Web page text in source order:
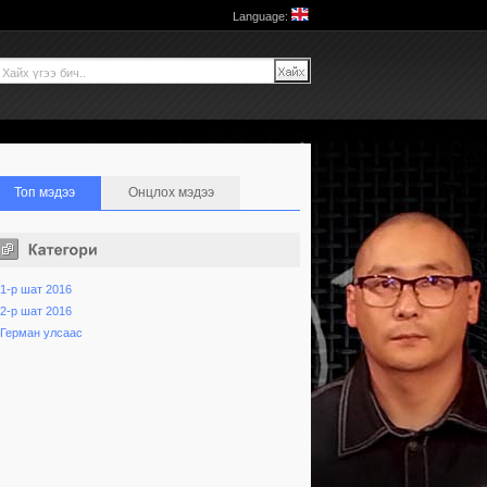
Language:
Топ мэдээ Онцлох мэдээ
1-р шат 2016
2-р шат 2016
Герман улсаас